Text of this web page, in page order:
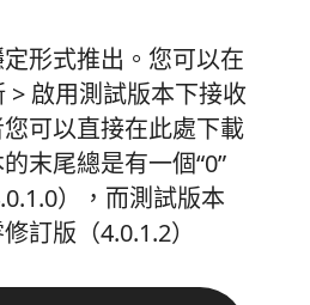
形式推出。您可以在
> 啟用測試版本下接收
可以直接在此處下載
末尾總是有一個“0”
），而測試版本
訂版（4.0.1.2）